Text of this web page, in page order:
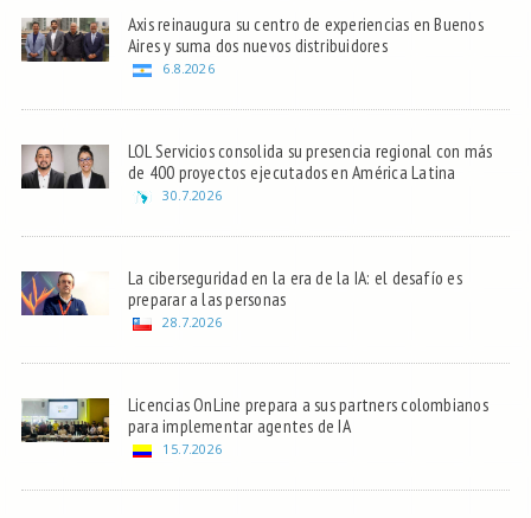
Axis reinaugura su centro de experiencias en Buenos
Aires y suma dos nuevos distribuidores
6.8.2026
LOL Servicios consolida su presencia regional con más
de 400 proyectos ejecutados en América Latina
30.7.2026
La ciberseguridad en la era de la IA: el desafío es
preparar a las personas
28.7.2026
Licencias OnLine prepara a sus partners colombianos
para implementar agentes de IA
15.7.2026